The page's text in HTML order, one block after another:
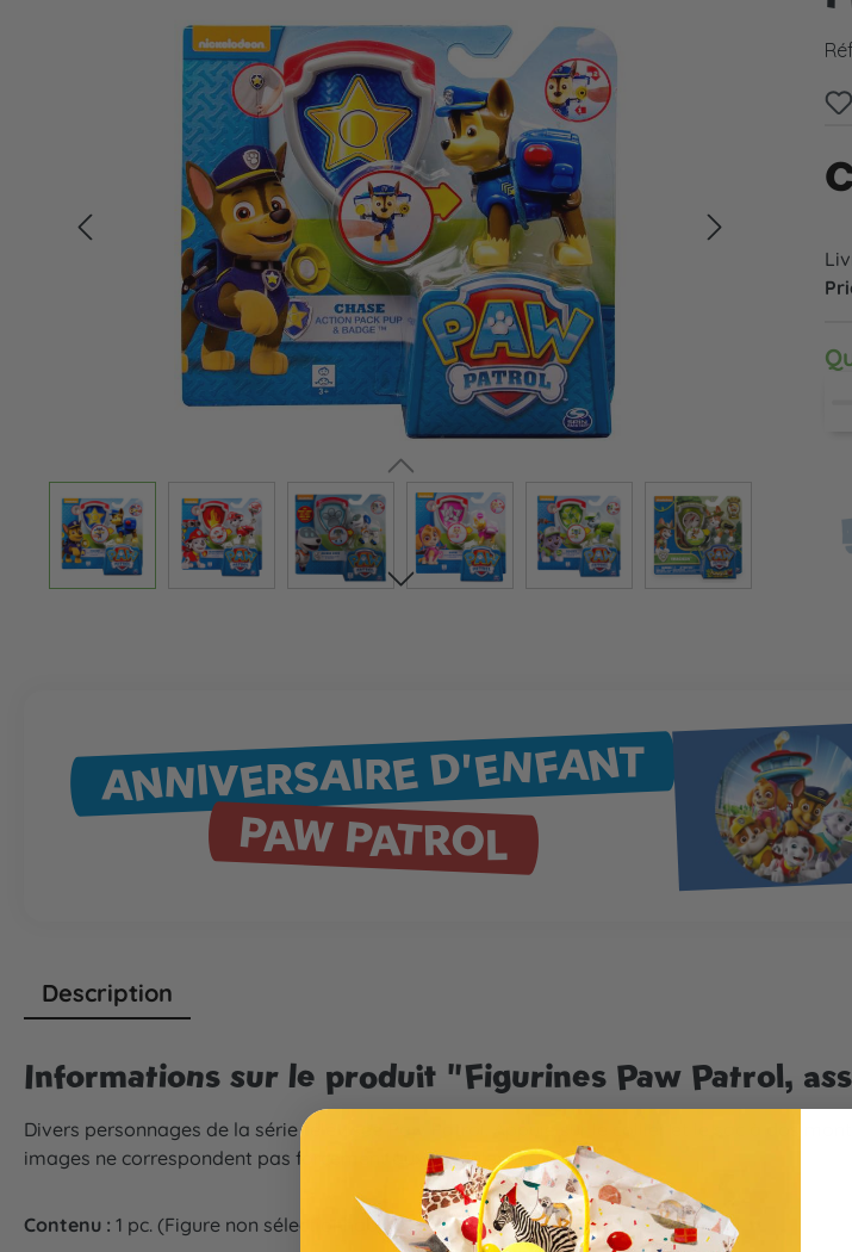
ANNIVERSAIRE D'ENFANT
PAW PATROL
Description
Informations sur le produit "Figurines Paw Patrol,
Divers personnages de la série télévisée Paw Patrol. Appuie sur le collier et le sac à dos
images ne correspondent pas forcément aux modèles disponibles.
Contenu : 1 pc. (Figure non sélectionnable)